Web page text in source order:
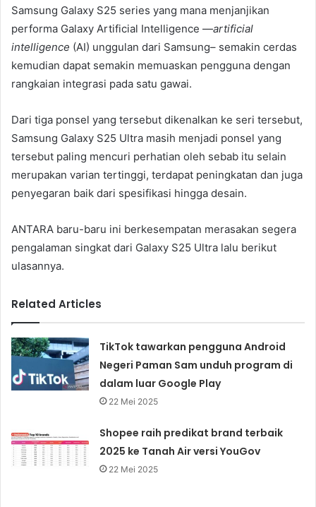
Samsung Galaxy S25 series yang mana menjanjikan
performa Galaxy Artificial Intelligence —artificial
intelligence (AI) unggulan dari Samsung– semakin cerdas
kemudian dapat semakin memuaskan pengguna dengan
rangkaian integrasi pada satu gawai.
Dari tiga ponsel yang tersebut dikenalkan ke seri tersebut,
Samsung Galaxy S25 Ultra masih menjadi ponsel yang
tersebut paling mencuri perhatian oleh sebab itu selain
merupakan varian tertinggi, terdapat peningkatan dan juga
penyegaran baik dari spesifikasi hingga desain.
ANTARA baru-baru ini berkesempatan merasakan segera
pengalaman singkat dari Galaxy S25 Ultra lalu berikut
ulasannya.
Related Articles
TikTok tawarkan pengguna Android
Negeri Paman Sam unduh program di
dalam luar Google Play
22 Mei 2025
Shopee raih predikat brand terbaik
2025 ke Tanah Air versi YouGov
22 Mei 2025